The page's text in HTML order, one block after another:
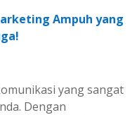
Ampuh yang
yang sangat
Dengan